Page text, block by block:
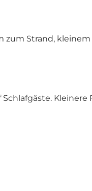
zum Strand,
Kleinere